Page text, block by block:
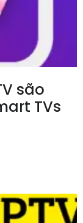
são
TVs